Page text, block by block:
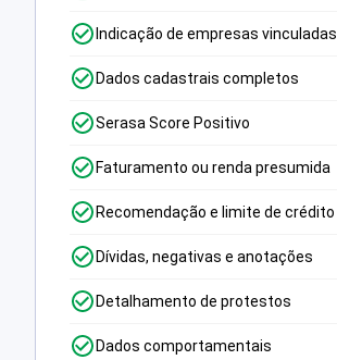
Indicação de empresas vinculadas
Dados cadastrais completos
Serasa Score Positivo
Faturamento ou renda presumida
Recomendação e limite de crédito
Dívidas, negativas e anotações
Detalhamento de protestos
Dados comportamentais